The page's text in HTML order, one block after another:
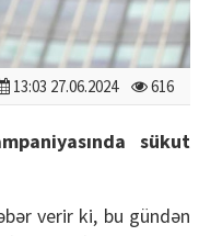
13:03 27.06.2024 616
sükut
verir ki, bu gündən